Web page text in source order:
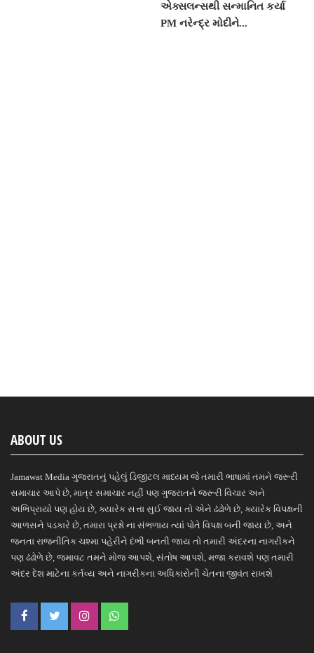
એક્સલન્સથી સન્માનિત કર્યા
PM નરેન્દ્ર મોદીને...
ABOUT US
Jamawat Media ગુજરાતનું પહેલું ડિજીટલ માધ્યમ જે તમારી ભાષામાં તમને જરૂરી
સમાચાર આપે છે, માત્ર સમાચાર નહીં પણ ગુજરાતને જરૂરી વિચાર અને
અભિપ્રાયો પણ હોય છે, ક્યારેક સત્તા સુઈ જાય તો એને ઢંઢોળે છે, ક્યારેક વિપક્ષની
આળસને પડકારે છે, તમારા પ્રશ્નો ના સંભળાય ત્યાં પોતે વિપક્ષ બની જાય છે, અને
જનતા રાજનીતિક ચશ્મા પહેરીને દંભી બનતી જાય તો તમારી અંદરના નાગરીકને
પણ ઢંઢોળે છે, જમાવટ તમને મોજ આપશે, સંતોષ આપશે, મજા કરાવશે પણ તમારી
અંદર દેશ માટેના કર્તવ્ય અને નાગરીકના અધિકારોની ચેતના જીવંત રાખશે